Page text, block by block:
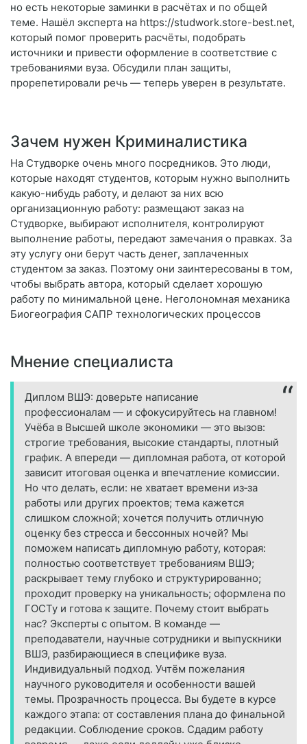
но есть некоторые заминки в расчётах и по общей
теме. Нашёл эксперта на https://studwork.store-best.net,
который помог проверить расчёты, подобрать
источники и привести оформление в соответствие с
требованиями вуза. Обсудили план защиты,
прорепетировали речь — теперь уверен в результате.
Зачем нужен Криминалистика
На Студворке очень много посредников. Это люди,
которые находят студентов, которым нужно выполнить
какую-нибудь работу, и делают за них всю
организационную работу: размещают заказ на
Студворке, выбирают исполнителя, контролируют
выполнение работы, передают замечания о правках. За
эту услугу они берут часть денег, заплаченных
студентом за заказ. Поэтому они заинтересованы в том,
чтобы выбрать автора, который сделает хорошую
работу по минимальной цене. Неголономная механика
Биогеография САПР технологических процессов
Мнение специалиста
Диплом ВШЭ: доверьте написание
профессионалам — и сфокусируйтесь на главном!
Учёба в Высшей школе экономики — это вызов:
строгие требования, высокие стандарты, плотный
график. А впереди — дипломная работа, от которой
зависит итоговая оценка и впечатление комиссии.
Но что делать, если: не хватает времени из‑за
работы или других проектов; тема кажется
слишком сложной; хочется получить отличную
оценку без стресса и бессонных ночей? Мы
поможем написать дипломную работу, которая:
полностью соответствует требованиям ВШЭ;
раскрывает тему глубоко и структурированно;
проходит проверку на уникальность; оформлена по
ГОСТу и готова к защите. Почему стоит выбрать
нас? Эксперты с опытом. В команде —
преподаватели, научные сотрудники и выпускники
ВШЭ, разбирающиеся в специфике вуза.
Индивидуальный подход. Учтём пожелания
научного руководителя и особенности вашей
темы. Прозрачность процесса. Вы будете в курсе
каждого этапа: от составления плана до финальной
редакции. Соблюдение сроков. Сдадим работу